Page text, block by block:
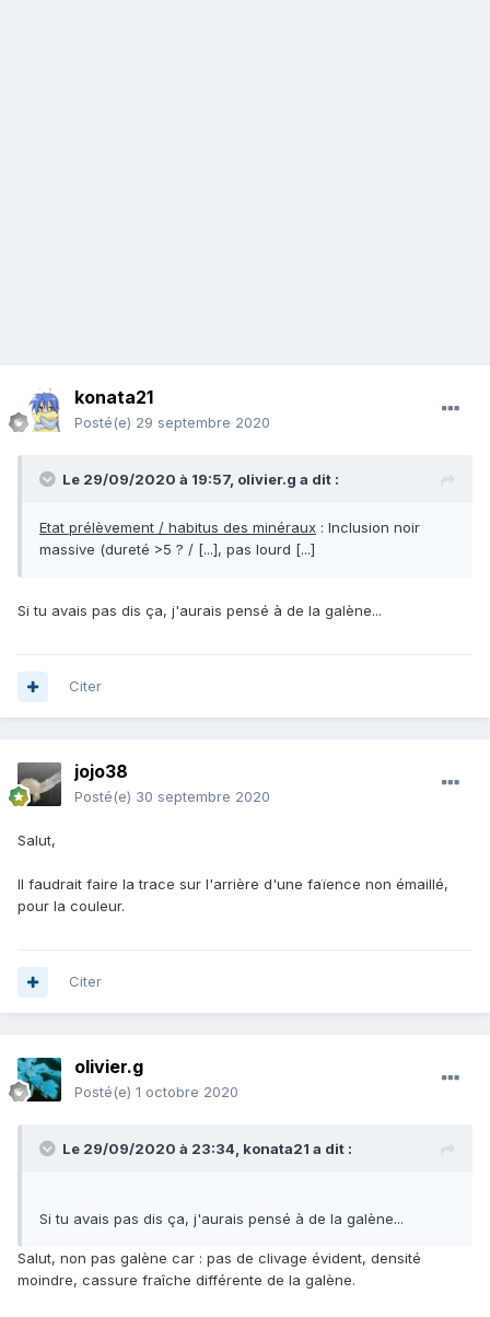
konata21
Posté(e) 29 septembre 2020
Le 29/09/2020 à 19:57, olivier.g a dit :
Etat prélèvement / habitus des minéraux : Inclusion noir
massive (dureté >5 ? / [...], pas lourd [...]
Si tu avais pas dis ça, j'aurais pensé à de la galène...
Citer
jojo38
Posté(e) 30 septembre 2020
Salut,
Il faudrait faire la trace sur l'arrière d'une faïence non émaillé,
pour la couleur.
Citer
olivier.g
Posté(e) 1 octobre 2020
Le 29/09/2020 à 23:34, konata21 a dit :
Si tu avais pas dis ça, j'aurais pensé à de la galène...
Salut, non pas galène car : pas de clivage évident, densité
moindre, cassure fraîche différente de la galène.